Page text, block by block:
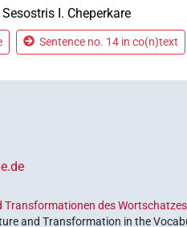
Sesostris I. Cheperkare
Sentence no. 14 in co(n)text
Transformationen des
and Transformation in the